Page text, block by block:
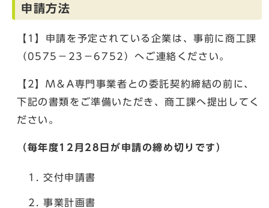
申請方法
【1】申請を予定されている企業は、事前に商工課
（0575－23－6752）へご連絡ください。
【2】M＆A専門事業者との委託契約締結の前に、
下記の書類をご準備いただき、商工課へ提出してく
ださい。
（毎年度12月28日が申請の締め切りです）
交付申請書
事業計画書